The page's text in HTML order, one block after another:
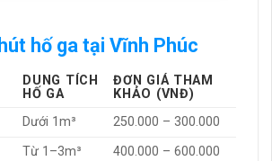
hút hố ga tại Vĩnh Phúc
DUNG TÍCH
HỐ GA
ĐƠN GIÁ THAM
KHẢO (VNĐ)
Dưới 1m³
250.000 – 300.000
Từ 1–3m³
400.000 – 600.000